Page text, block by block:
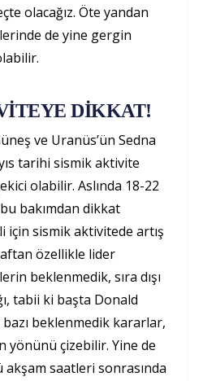
olacağız. Öte yandan
de yine gergin
DİKKAT!
ve Uranüs’ün Sedna
tarihi sismik aktivite
olabilir. Aslında 18-22
bakımdan dikkat
için sismik aktivitede artış
özellikle lider
beklenmedik, sıra dışı
tabii ki başta Donald
beklenmedik kararlar,
yönünü çizebilir. Yine de
akşam saatleri sonrasında